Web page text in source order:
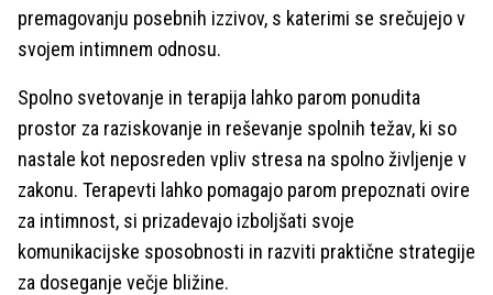
premagovanju posebnih izzivov, s katerimi se srečujejo v
svojem intimnem odnosu.
Spolno svetovanje in terapija lahko parom ponudita
prostor za raziskovanje in reševanje spolnih težav, ki so
nastale kot neposreden vpliv stresa na spolno življenje v
zakonu. Terapevti lahko pomagajo parom prepoznati ovire
za intimnost, si prizadevajo izboljšati svoje
komunikacijske sposobnosti in razviti praktične strategije
za doseganje večje bližine.